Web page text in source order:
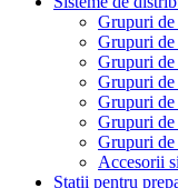
Grupuri
Grupuri
Grupuri
Grupuri
Grupuri
Grupuri de
Grupuri de
Accesorii
Statii pentru